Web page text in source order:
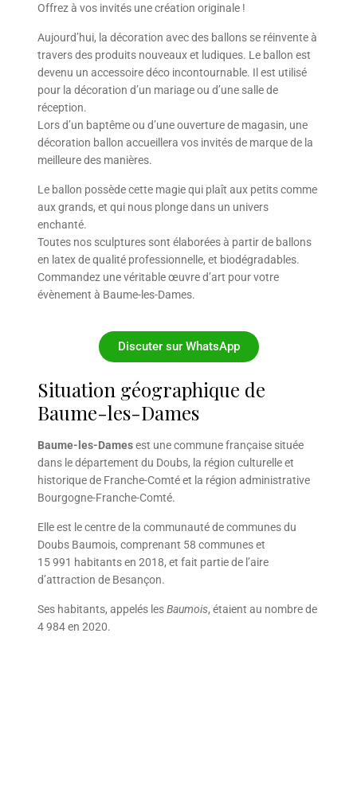
Offrez à vos invités une création originale !
Aujourd’hui, la décoration avec des ballons se réinvente à
travers des produits nouveaux et ludiques. Le ballon est
devenu un accessoire déco incontournable. Il est utilisé
pour la décoration d’un mariage ou d’une salle de
réception.
Lors d’un baptême ou d’une ouverture de magasin, une
décoration ballon accueillera vos invités de marque de la
meilleure des manières.
Le ballon possède cette magie qui plaît aux petits comme
aux grands, et qui nous plonge dans un univers
enchanté.
Toutes nos sculptures sont élaborées à partir de ballons
en latex de qualité professionnelle, et biodégradables.
Commandez une véritable œuvre d’art pour votre
évènement à Baume-les-Dames.
Discuter sur WhatsApp
Situation géographique de
Baume-les-Dames
Baume-les-Damesest une commune française située
dans le département du Doubs, la région culturelle et
historique de Franche-Comté et la région administrative
Bourgogne-Franche-Comté.
Elle est le centre de la communauté de communes du
Doubs Baumois, comprenant 58 communes et
15 991 habitants en 2018, et fait partie de l’aire
d’attraction de Besançon.
Ses habitants, appelés lesBaumois, étaient au nombre de
4 984 en 2020.